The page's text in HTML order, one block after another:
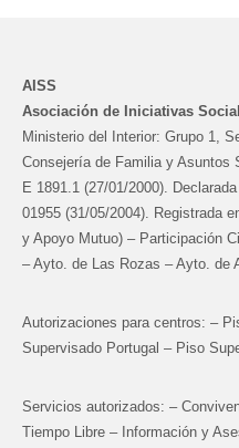
AISS
Asociación de Iniciativas
Ministerio del Interior: Grupo 1,
Consejería de Familia y Asuntos
E 1891.1 (27/01/2000).
01955 (31/05/2004). Registrada
y Apoyo Mutuo) – Participación
– Ayto. de Las Rozas – Ayto. de
Autorizaciones para centros: –
Supervisado Portugal – Piso
Servicios autorizados: –
Tiempo Libre – Información y